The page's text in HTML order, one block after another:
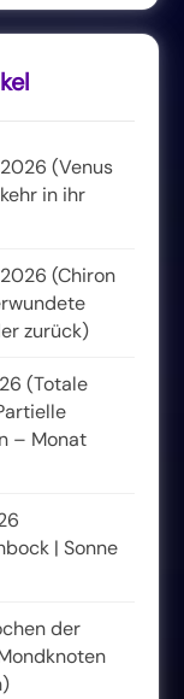
(Venus
in ihr
(Chiron
zurück)
(Totale
– Monat
| Sonne
der